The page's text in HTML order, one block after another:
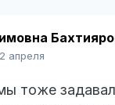
2 апреля
тоже